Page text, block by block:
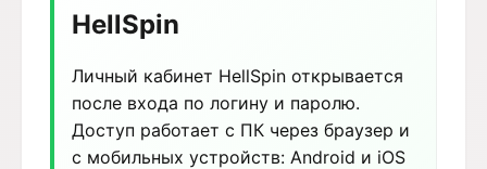
HellSpin
Личный кабинет HellSpin открывается
после входа по логину и паролю.
Доступ работает с ПК через браузер и
с мобильных устройств: Android и iOS